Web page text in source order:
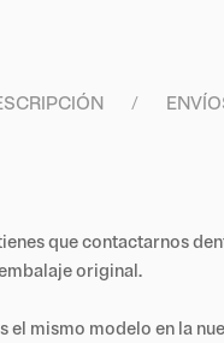
que contactarnos
original.
el mismo modelo en la